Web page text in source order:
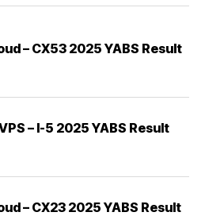
– CX53 2025 YABS Result
– I-5 2025 YABS Result
– CX23 2025 YABS Result